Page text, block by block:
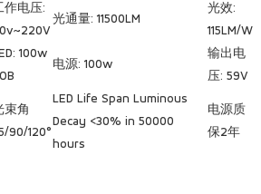
作电压:
光通量: 11500LM
光效:
115LM/W
100w
电源: 100w
输出电
压: 59V
束角
90/120°
LED Life Span Luminous
Decay <30% in 50000
hours
电源质
保2年